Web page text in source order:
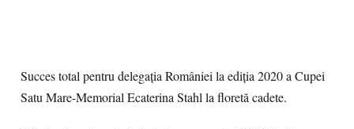
Succes total pentru delegația României la ediția 2020 a Cupei
Satu Mare-Memorial Ecaterina Stahl la floretă cadete.